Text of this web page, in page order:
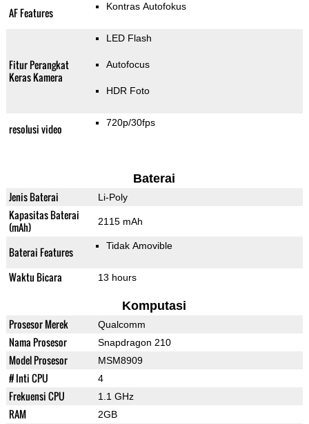
AF Features Kontras Autofokus
Fitur Perangkat
Keras Kamera
LED Flash
Autofocus
HDR Foto
resolusi video 720p/30fps
Baterai
Jenis Baterai Li-Poly
Kapasitas Baterai
(mAh)
2115 mAh
Baterai Features Tidak Amovible
Waktu Bicara 13 hours
Komputasi
Prosesor Merek Qualcomm
Nama Prosesor Snapdragon 210
Model Prosesor MSM8909
# Inti CPU 4
Frekuensi CPU 1.1 GHz
RAM 2GB